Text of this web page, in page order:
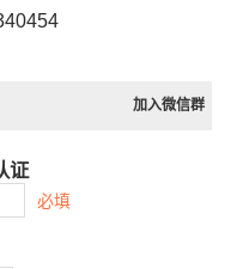
加入微信群
证
必填